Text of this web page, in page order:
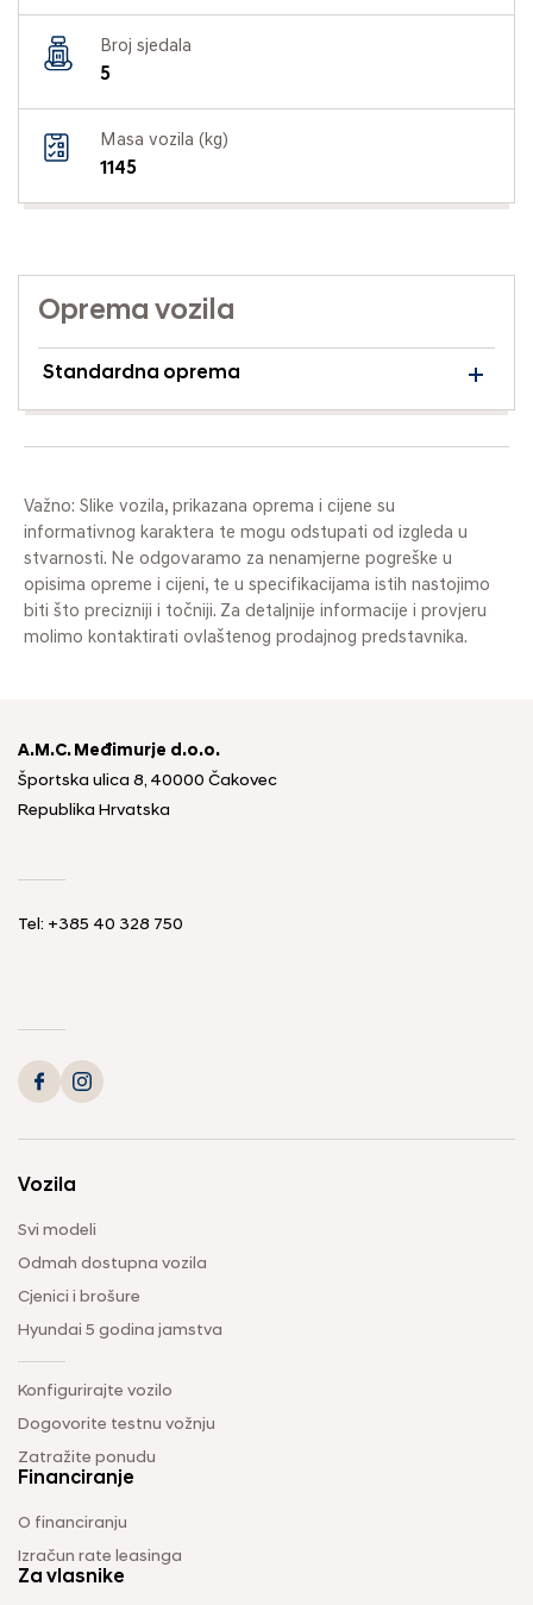
Broj sjedala
5
Masa vozila (kg)
1145
Oprema vozila
Standardna oprema
Važno: Slike vozila, prikazana oprema i cijene su
informativnog karaktera te mogu odstupati od izgleda u
stvarnosti. Ne odgovaramo za nenamjerne pogreške u
opisima opreme i cijeni, te u specifikacijama istih nastojimo
biti što precizniji i točniji. Za detaljnije informacije i provjeru
molimo kontaktirati ovlaštenog prodajnog predstavnika.
A.M.C. Međimurje d.o.o.
Športska ulica 8, 40000 Čakovec
Republika Hrvatska
Tel: +385 40 328 750
Vozila
Svi modeli
Odmah dostupna vozila
Cjenici i brošure
Hyundai 5 godina jamstva
Konfigurirajte vozilo
Dogovorite testnu vožnju
Zatražite ponudu
Financiranje
O financiranju
Izračun rate leasinga
Za vlasnike